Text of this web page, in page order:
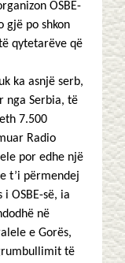
OSBE-
gjë po shkon
qytetarëve që
ka asnjë serb,
nga Serbia, të
7.500
Radio
por edhe një
t’i përmendej
OSBE-së, ia
në
e Gorës,
të